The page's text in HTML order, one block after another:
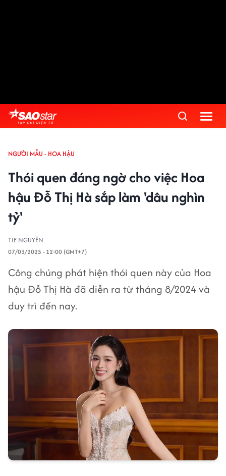
NGƯỜI MẪU - HOA HẬU
Thói quen đáng ngờ cho việc Hoa
hậu Đỗ Thị Hà sắp làm 'dâu nghìn
tỷ'
TIE NGUYÊN
07/03/2025 - 12:00 (GMT+7)
Công chúng phát hiện thói quen này của Hoa
hậu Đỗ Thị Hà đã diễn ra từ tháng 8/2024 và
duy trì đến nay.